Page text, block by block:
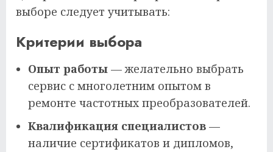
выборе следует учитывать:
Критерии выбора
Опыт работы — желательно выбрать
сервис с многолетним опытом в
ремонте частотных преобразователей.
Квалификация специалистов —
наличие сертификатов и дипломов,